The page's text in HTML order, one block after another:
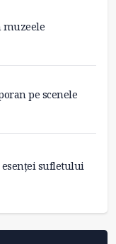
muzeele
pe scenele
sufletului